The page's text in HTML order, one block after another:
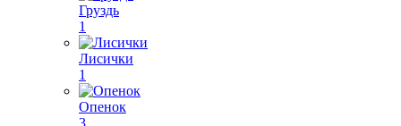
Груздь
1
Лисички
1
Опенок
3